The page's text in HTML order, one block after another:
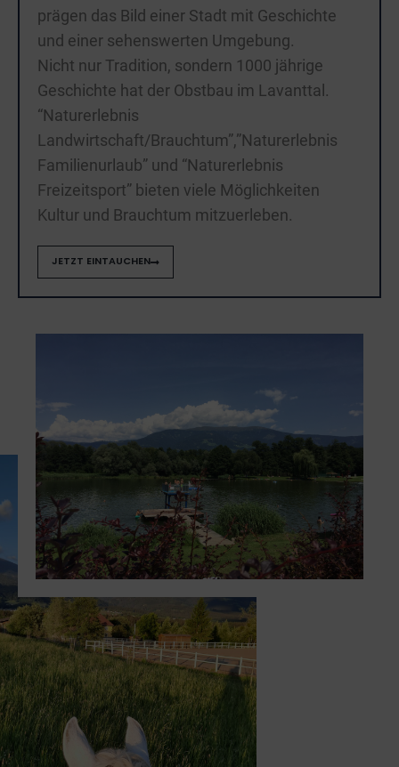
prägen das Bild einer Stadt mit Geschichte
und einer sehenswerten Umgebung.
Nicht nur Tradition, sondern 1000 jährige
Geschichte hat der Obstbau im Lavanttal.
“Naturerlebnis
Landwirtschaft/Brauchtum”,”Naturerlebnis
Familienurlaub” und “Naturerlebnis
Freizeitsport” bieten viele Möglichkeiten
Kultur und Brauchtum mitzuerleben.
JETZT EINTAUCHEN